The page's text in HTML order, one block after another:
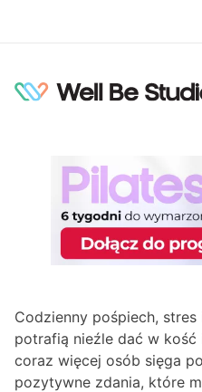
Jak
słowach,
wewnętrzną
Psyche,Zdrowie
1 comment
Codzienny pośpiech,
potrafią nieźle dać w kość
coraz więcej osób sięga
pozytywne zdania, które